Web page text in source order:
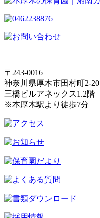
〒243-0016
神奈川県厚木市田村町2-20
三橋ビルアネックス1.2階
※本厚木駅より徒歩7分